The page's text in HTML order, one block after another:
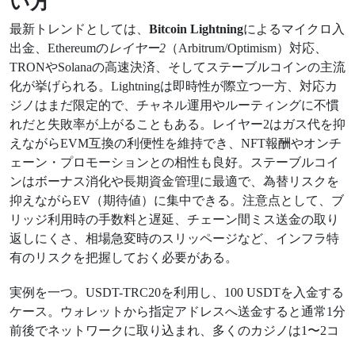
最新トレンドとしては、 Bitcoin Lightningによるマイクロ入
出金、Ethereumのレイヤー2 （Arbitrum/Optimism）対応、
TRONやSolanaの高速決済、そしてステーブルコインの主流
化が挙げられる。Lightningは即時性が際立つ一方、対応カ
ジノはまだ限定的で、チャネル運用やルーティングに不慣
れだと失敗率が上がることもある。レイヤー2はガス代を抑
えながらEVM互換の利便性を維持でき、NFT報酬やオンチ
ェーン・プロモーションとの相性も良好。ステーブルコイ
ンはボーナス消化や長期資金管理に最適で、為替リスクを
抑えながらEV（期待値）に集中できる。注意点として、ブ
リッジ利用時の手数料と遅延、チェーン間ミス送金の取り
返しにくさ、相場急変時のスリッページなど、インフラ特
有のリスクを把握しておく必要がある。
実例を一つ。USDT-TRC20を利用し、100 USDTを入金する
ケース。ウォレットから指定アドレスへ送金すると通常1分
前後でネットワークに取り込まれ、多くのカジノは1〜2コ